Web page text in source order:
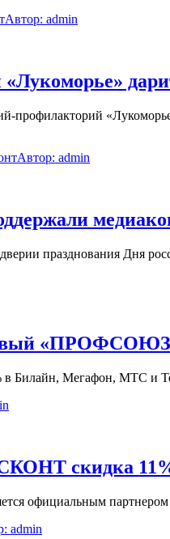
Автор: admin
«Лукоморье»
Автор: admin
празднования Дня
в Билайн, Мегафон, МТС и
скидка
официальным
admin